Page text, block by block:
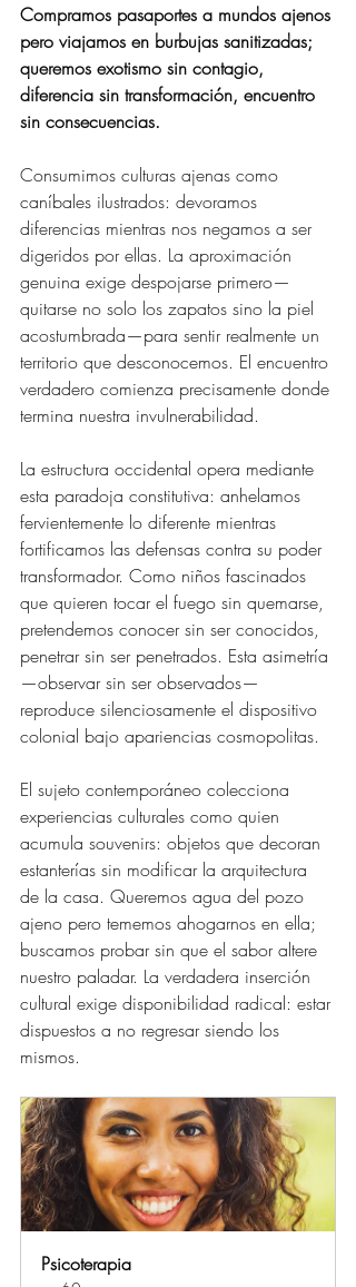
Compramos pasaportes a mundos ajenos
pero viajamos en burbujas sanitizadas;
queremos exotismo sin contagio,
diferencia sin transformación, encuentro
sin consecuencias.
Consumimos culturas ajenas como
caníbales ilustrados: devoramos
diferencias mientras nos negamos a ser
digeridos por ellas. La aproximación
genuina exige despojarse primero—
quitarse no solo los zapatos sino la piel
acostumbrada—para sentir realmente un
territorio que desconocemos. El encuentro
verdadero comienza precisamente donde
termina nuestra invulnerabilidad.
La estructura occidental opera mediante
esta paradoja constitutiva: anhelamos
fervientemente lo diferente mientras
fortificamos las defensas contra su poder
transformador. Como niños fascinados
que quieren tocar el fuego sin quemarse,
pretendemos conocer sin ser conocidos,
penetrar sin ser penetrados. Esta asimetría
—observar sin ser observados—
reproduce silenciosamente el dispositivo
colonial bajo apariencias cosmopolitas.
El sujeto contemporáneo colecciona
experiencias culturales como quien
acumula souvenirs: objetos que decoran
estanterías sin modificar la arquitectura
de la casa. Queremos agua del pozo
ajeno pero tememos ahogarnos en ella;
buscamos probar sin que el sabor altere
nuestro paladar. La verdadera inserción
cultural exige disponibilidad radical: estar
dispuestos a no regresar siendo los
mismos.
Psicoterapia